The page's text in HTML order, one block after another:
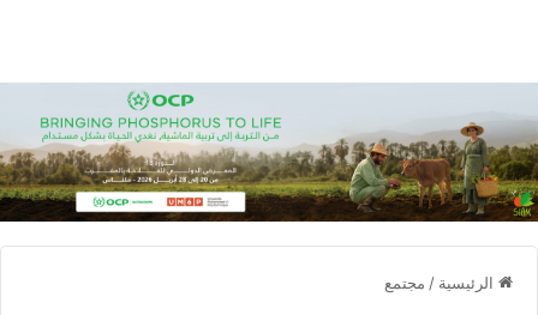
الرئيسية / مجتمع